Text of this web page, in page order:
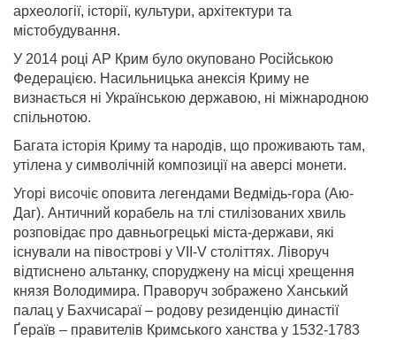
археології, історії, культури, архітектури та
містобудування.
У 2014 році АР Крим було окуповано Російською
Федерацією. Насильницька анексія Криму не
визнається ні Українською державою, ні міжнародною
спільнотою.
Багата історія Криму та народів, що проживають там,
утілена у символічній композиції на аверсі монети.
Угорі височіє оповита легендами Ведмідь-гора (Аю-
Даг). Античний корабель на тлі стилізованих хвиль
розповідає про давньогрецькі міста-держави, які
існували на півострові у VII-V століттях. Ліворуч
відтиснено альтанку, споруджену на місці хрещення
князя Володимира. Праворуч зображено Ханський
палац у Бахчисараї ‒ родову резиденцію династії
Ґераїв ‒ правителів Кримського ханства у 1532-1783